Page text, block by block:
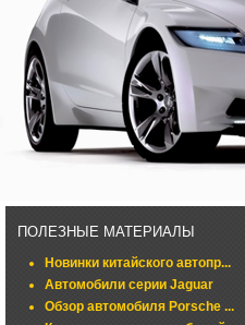
ПОЛЕЗНЫЕ МАТЕРИАЛЫ
Новинки китайского автопр...
Автомобили серии Jaguar
Обзор автомобиля Porsche ...